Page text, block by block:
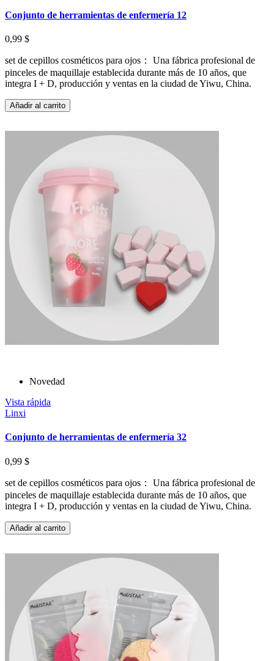
Conjunto de herramientas de enfermería 12
0,99 $
set de cepillos cosméticos para ojos： Una fábrica profesional de
pinceles de maquillaje establecida durante más de 10 años, que
integra I + D, producción y ventas en la ciudad de Yiwu, China.
Añadir al carrito
Novedad
Vista rápida
Linxi
Conjunto de herramientas de enfermería 32
0,99 $
set de cepillos cosméticos para ojos： Una fábrica profesional de
pinceles de maquillaje establecida durante más de 10 años, que
integra I + D, producción y ventas en la ciudad de Yiwu, China.
Añadir al carrito